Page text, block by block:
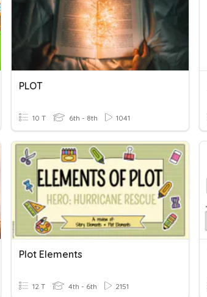
PLOT
10 T 6th - 8th 1041
Plot Elements
12 T 4th - 6th 2151